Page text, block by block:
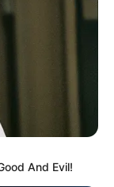
And Evil!